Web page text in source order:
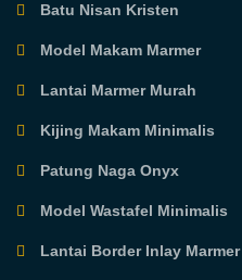
Batu Nisan Kristen
Model Makam Marmer
Lantai Marmer Murah
Kijing Makam Minimalis
Patung Naga Onyx
Model Wastafel Minimalis
Lantai Border Inlay Marmer